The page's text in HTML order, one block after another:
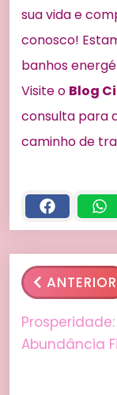
sua vida e
conosco!
banhos
Visite o Blog
consulta para
caminho de
ANTERIOR
Abundância